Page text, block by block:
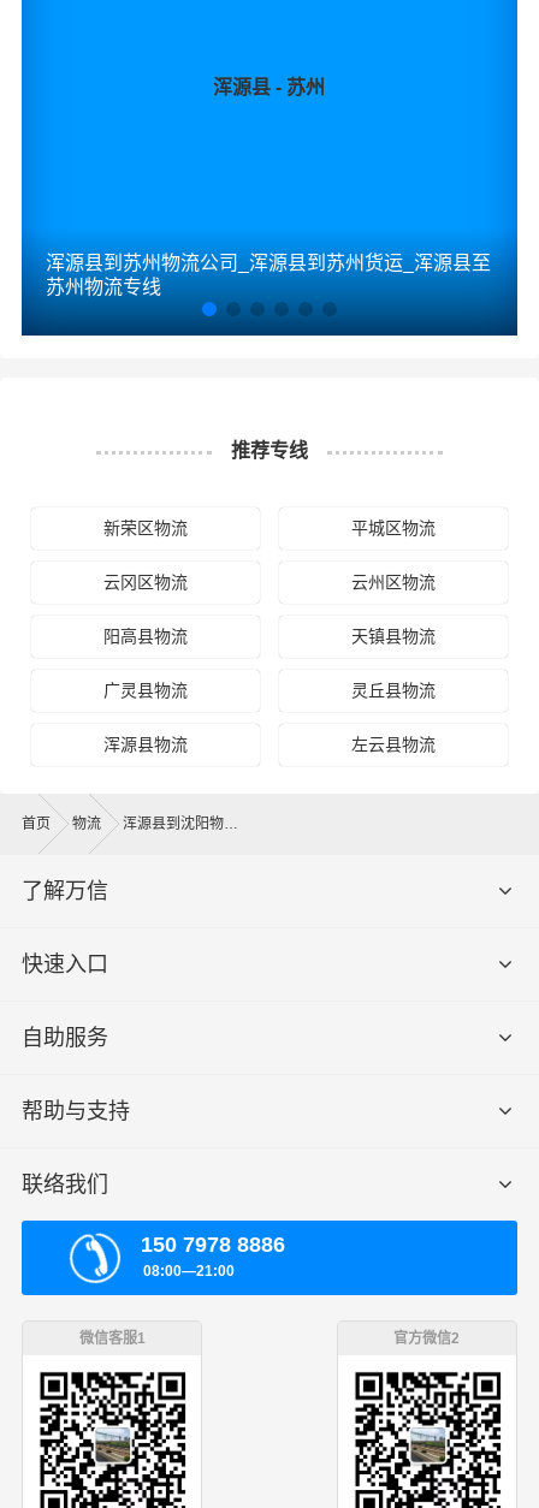
浑源县 - 苏州
浑源县到苏州物流公司_浑源县到苏州货运_浑源县至
苏州物流专线
推荐专线
新荣区物流 平城区物流
云冈区物流 云州区物流
阳高县物流 天镇县物流
广灵县物流 灵丘县物流
浑源县物流 左云县物流
首页 物流 浑源县到沈阳物流公司
了解万信
快速入口
自助服务
帮助与支持
联络我们
150 7978 8886
08:00—21:00
微信客服1 官方微信2